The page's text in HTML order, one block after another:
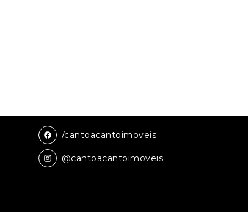
/cantoacantoimoveis
@cantoacantoimoveis